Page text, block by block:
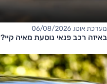
מערכת אוטו, 06/08/2026
באיזה רכב פנאי נוסעת מאיה קיי?